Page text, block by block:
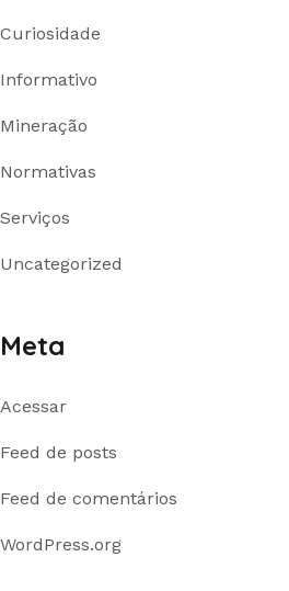
Curiosidade
Informativo
Mineração
Normativas
Serviços
Uncategorized
Meta
Acessar
Feed de posts
Feed de comentários
WordPress.org